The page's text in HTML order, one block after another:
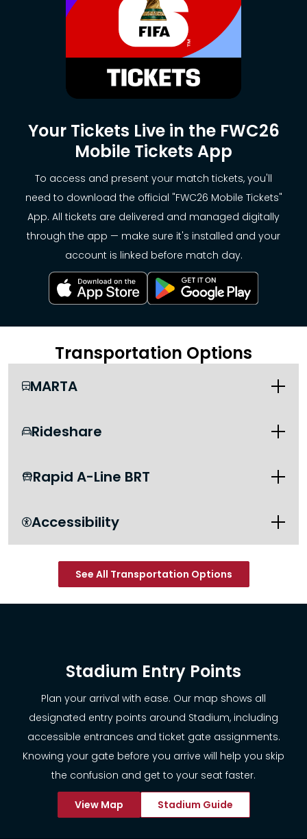
Your Tickets Live in the FWC26
Mobile Tickets App
To access and present your match tickets, you'll
need to download the official "FWC26 Mobile Tickets"
App. All tickets are delivered and managed digitally
through the app — make sure it's installed and your
account is linked before match day.
Transportation Options
MARTA
itsmarta.com
Rideshare
Rapid A-Line BRT
itsmarta.com/Aline.aspx
Accessibility
See All Transportation Options
Stadium Entry Points
Plan your arrival with ease. Our map shows all
designated entry points around Stadium, including
accessible entrances and ticket gate assignments.
Knowing your gate before you arrive will help you skip
the confusion and get to your seat faster.
View Map Stadium Guide